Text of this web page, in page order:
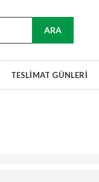
ARA
TESLIMAT GÜNLERI